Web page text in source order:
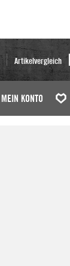
Artikelvergleich
MEIN KONTO